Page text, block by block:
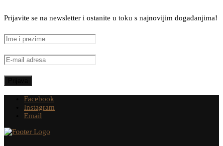
Prijavite se na newsletter i ostanite u toku s najnovijim događanjima!
Facebook
Instagram
Email